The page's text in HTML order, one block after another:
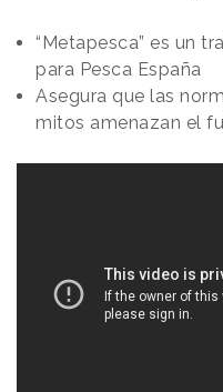
“Metapesca” es un
para Pesca España
Asegura que las
mitos amenazan el